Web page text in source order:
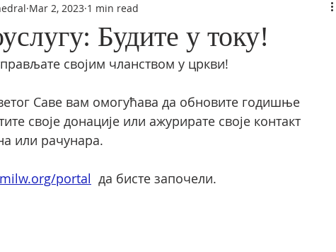
Будите у току!
Mar 2, 2023 1 min read
својим чланством у цркви!
Саве вам омогућава да обновите годишње
своје донације или ажурирате своје контакт
или рачунара.
portal
  да бисте започели.